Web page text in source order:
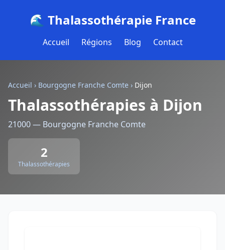
🌊 Thalassothérapie France
Accueil Régions Blog Contact
Accueil › Bourgogne Franche Comte › Dijon
Thalassothérapies à Dijon
21000 — Bourgogne Franche Comte
2
Thalassothérapies